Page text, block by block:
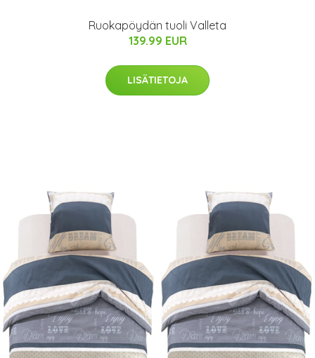
Ruokapöydän tuoli Valleta
139.99 EUR
LISÄTIETOJA